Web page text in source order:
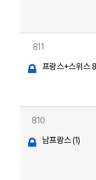
811
프랑스+스위스
810
남프랑스(1)